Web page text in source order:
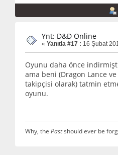
Ynt: D&D Online
« Yanıtla #17 : 16 Şubat
Oyunu daha önce
ama beni (Dragon Lance
takipçisi olarak) tatmin
oyunu.
Why, the Pastshould ever be